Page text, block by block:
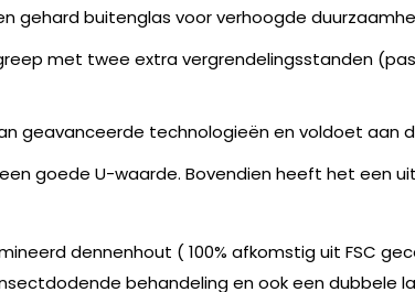
gehard buitenglas voor verhoogde
met twee extra vergrendelingsstanden
geavanceerde technologieën en voldoet aan
een goede U-waarde. Bovendien heeft het een
dennenhout ( 100% afkomstig uit FSC
behandeling en ook een dubbele